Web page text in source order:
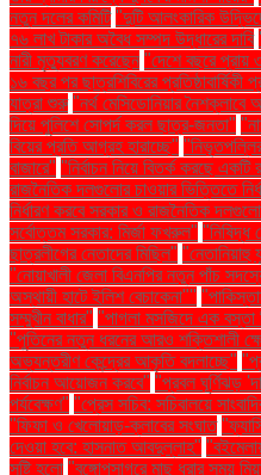
নতুন দলের কমিটি "দুটি আলংকারিক
৭৬ লাখ টাকার অবৈধ সম্পদ উদ্ধারের দাবি
নারী মৃত্যুবরণ করেছেন "দেশে বছরে প্রায়
১৬ বছর পর ছাত্রশিবিরের
যাত্রা শুরু "নর্থ মেসিডোনিয়ার নৈশক্লাবে
দিয়ে পুলিশে সোপর্দ করল ছাত্র-জনতা"
বিয়ের প্রতি আগ্রহ হারাচ্ছে"
বাজারে" "নির্বাচন নিয়ে বিতর্ক করছে
রাজনৈতিক দলগুলোর চাওয়ার ভিত্তিতে
নির্ধারণ করবে সরকার ও রাজনৈতিক
সর্বোত্তম সরকার: মির্জা ফখরুল" "নিষিদ্ধ
ছাত্রলীগের নেতাদের মিছিল"
"নোয়াখালী জেলা বিএনপির নতুন পাঁচ
অস্থায়ী হাটে ইলিশ বেচাকেনা"''
সম্মুখীন বাধার" "পাগলা মসজিদে এক বস্তা
"পুতিনের নতুন ধরনের আরও শক্তিশালী
অভ্যন্তরীণ কেন্দ্রের আকৃতি বদলাচ্ছে"
নির্বাচন আয়োজন করবে" "প্রবল ঘূর্ণিঝড়
পর্যবেক্ষণ" "প্রেস সচিব: সচিবালয়ে
"ফিফা ও খেলোয়াড়-ক্লাবের সংঘাত
দেওয়া হবে: হাসনাত আবদুল্লাহ"
সৃষ্টি হলো "বঙ্গোপসাগরে মাছ ধরার সময়